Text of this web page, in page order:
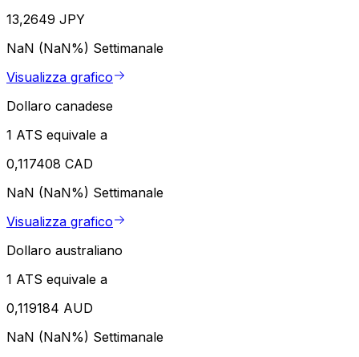
13,2649 JPY
NaN (NaN%) Settimanale
Visualizza grafico
Dollaro canadese
1 ATS equivale a
0,117408 CAD
NaN (NaN%) Settimanale
Visualizza grafico
Dollaro australiano
1 ATS equivale a
0,119184 AUD
NaN (NaN%) Settimanale